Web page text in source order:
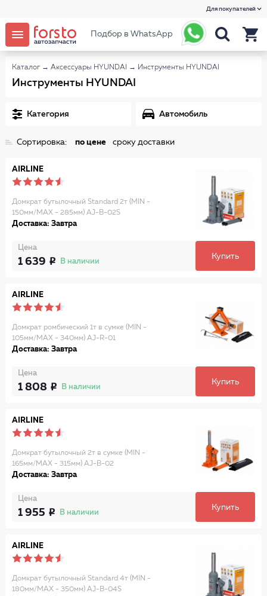
Для покупателей
Подбор в WhatsApp
Каталог → Аксессуары HYUNDAI → Инструменты HYUNDAI
Инструменты HYUNDAI
Категория Автомобиль
Сортировка: по цене сроку доставки
AIRLINE
Домкрат бутылочный Standard 2т (MIN -
150мм/MAX - 285мм) AJ-B-02S
Доставка: Завтра
Цена
1 639 В наличии
Купить
AIRLINE
Домкрат ромбический 1т в сумке (MIN -
105мм/MAX - 340мм) AJ-R-01
Доставка: Завтра
Цена
1 808 В наличии
Купить
AIRLINE
Домкрат бутылочный 2т в сумке (MIN -
165мм/MAX - 315мм) AJ-B-02
Доставка: Завтра
Цена
1 955 В наличии
Купить
AIRLINE
Домкрат бутылочный Standard 4т (MIN -
180мм/MAX - 350мм) AJ-B-04S